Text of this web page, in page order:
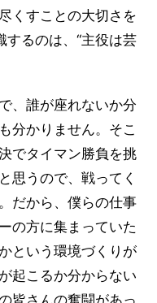
くすことの大切さを
するのは、“主役は芸
、誰が座れないか分
分かりません。そこ
でタイマン勝負を挑
思うので、戦ってく
だから、僕らの仕事
の方に集まっていた
という環境づくりが
起こるか分からない
皆さんの奮闘があっ